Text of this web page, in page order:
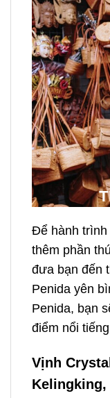
Để hành
thêm phần
đưa bạn đến
Penida yên
Penida, bạn
điểm nổi
Vịnh